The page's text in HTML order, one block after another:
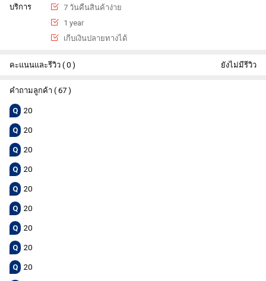
บริการ
7 วันคืนสินค้าง่าย
1 year
เกีบเงินปลายทางได้
คะแนนและรีวิว ( 0 ) ยังไม่มีรีวิว
คำถามลูกค้า ( 67 )
Q 20
Q 20
Q 20
Q 20
Q 20
Q 20
Q 20
Q 20
Q 20